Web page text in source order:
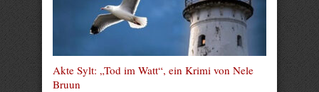
Akte Sylt: „Tod im Watt“, ein Krimi von Nele
Bruun